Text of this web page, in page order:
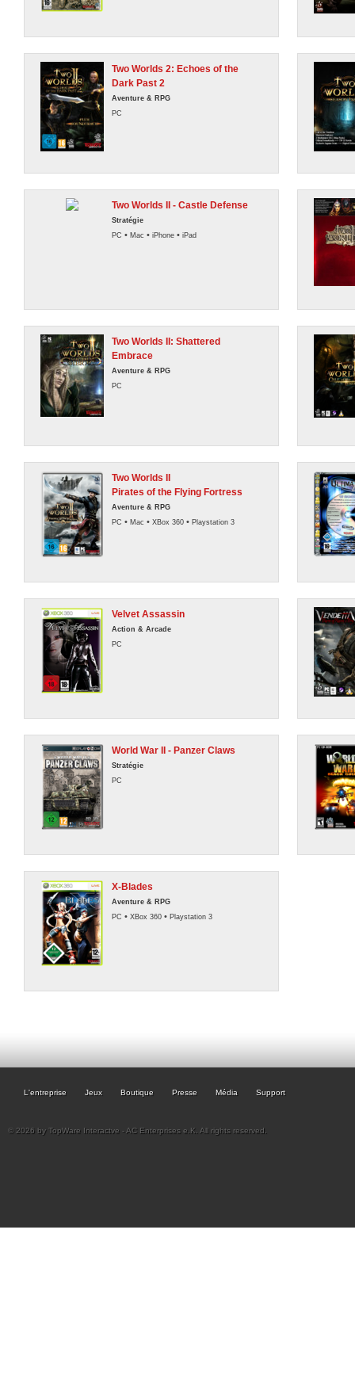
Two Worlds 2: Echoes of the
Dark Past 2
Aventure & RPG
PC
Two Worlds II - Castle Defense
Stratégie
PC • Mac • iPhone • iPad
Two Worlds II: Shattered
Embrace
Aventure & RPG
PC
Two Worlds II
Pirates of the Flying Fortress
Aventure & RPG
PC • Mac • XBox 360 • Playstation 3
Velvet Assassin
Action & Arcade
PC
World War II - Panzer Claws
Stratégie
PC
X-Blades
Aventure & RPG
PC • XBox 360 • Playstation 3
L'entreprise Jeux Boutique Presse Média Support
© 2026 by TopWare Interactve - AC Enterprises e.K. All rights reserved.